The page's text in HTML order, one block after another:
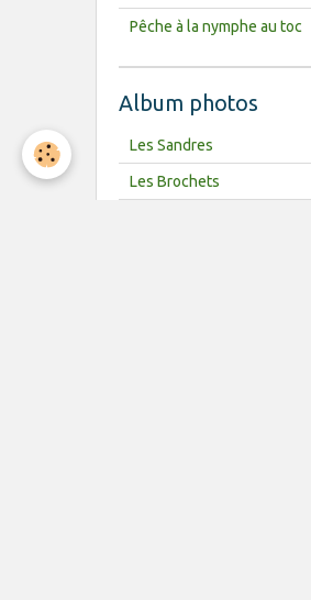
Pêche à la nymphe au toc
Album photos
Les Sandres
Les Brochets